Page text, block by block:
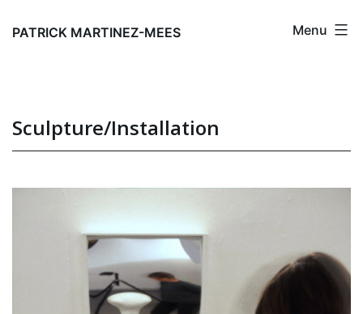
auPATRICK MARTINEZ-MEES Menu
Sculpture/Installation